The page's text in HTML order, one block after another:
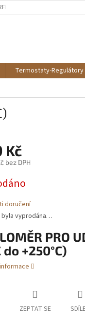
ŘÁD
Termostaty-
Kč
bez DPH
doručení
byla vyprodána…
PRO
do +250°C)
ZEPTAT SE